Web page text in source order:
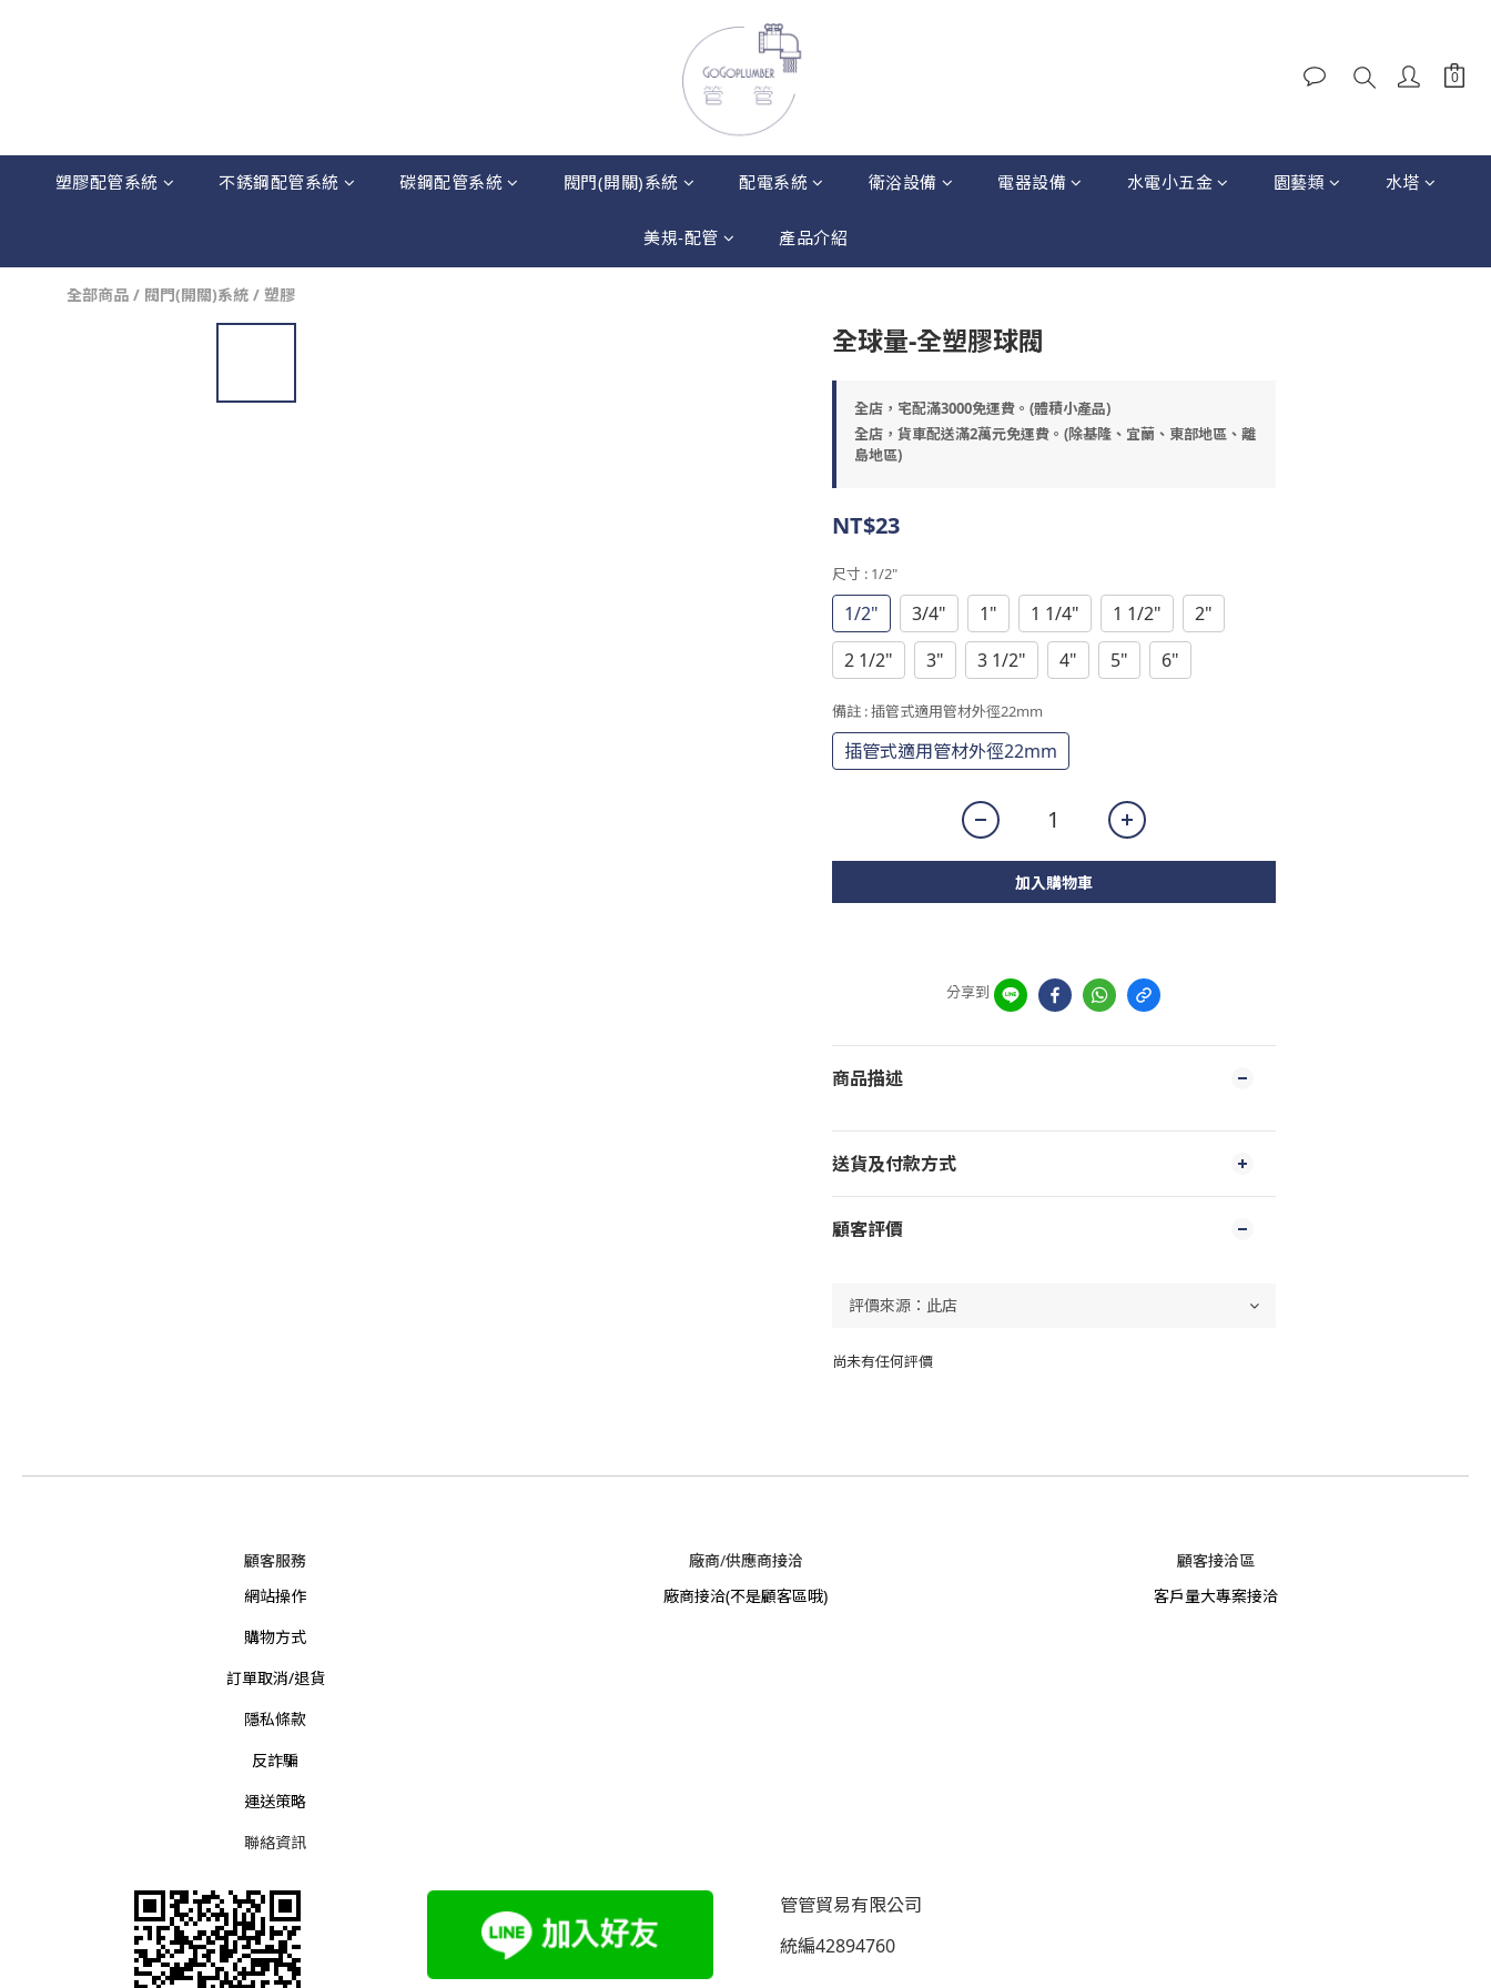
塑膠配管系統 不銹鋼配管系統 碳鋼配管系統 閥門(開關)系統 配電系統 衛浴設備 電器設備 水電小五金 園藝類 水塔
美規-配管 產品介紹
全部商品 / 閥門(開關)系統 / 塑膠
全球量-全塑膠球閥
全店，宅配滿3000免運費。(體積小產品)
全店，貨車配送滿2萬元免運費。(除基隆、宜蘭、東部地區、離
島地區)
NT$23
尺寸 : 1/2"
1/2" 3/4" 1" 1 1/4" 1 1/2"
2"
2 1/2"
3" 3 1/2" 4" 5" 6"
備註 : 插管式適用管材外徑22mm
插管式適用管材外徑22mm
加入購物車
分享到
商品描述
送貨及付款方式
顧客評價
尚未有任何評價
顧客服務
網站操作
購物方式
訂單取消/退貨
隱私條款
反詐騙
運送策略
聯絡資訊
廠商/供應商接洽
廠商接洽(不是顧客區哦)
顧客接洽區
客戶量大專案接洽
管管貿易有限公司
統編42894760